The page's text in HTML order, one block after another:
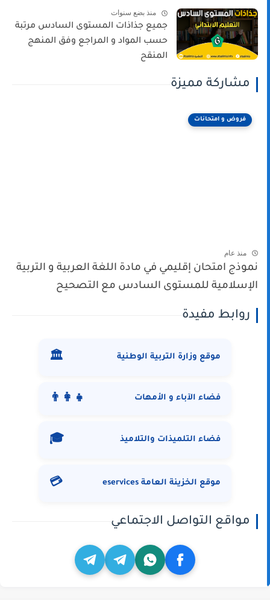
منذ بضع سنوات
جميع جذاذات المستوى السادس مرتبة
حسب المواد و المراجع وفق المنهج
المنقح
مشاركة مميزة
فروض و امتحانات
منذ عام
نموذج امتحان إقليمي في مادة اللغة العربية و التربية
الإسلامية للمستوى السادس مع التصحيح
روابط مفيدة
موقع وزارة التربية الوطنية 🏛️
فضاء الآباء و الأمهات 👨‍👩‍👧
فضاء التلميذات والتلاميذ 🎓
موقع الخزينة العامة eservices 💳
مواقع التواصل الاجتماعي